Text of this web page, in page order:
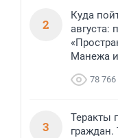
2
Куда
августа:
Манежа
78 766
3
Теракты
граждан.